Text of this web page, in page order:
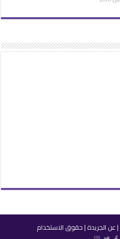
|عن الجريدة |حقوق الاستخدام